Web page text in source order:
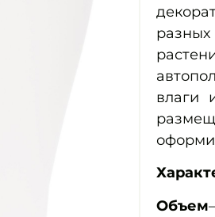
влаги
Объем